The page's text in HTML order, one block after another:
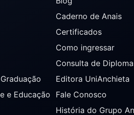
e Educação
Caderno de Anais
Certificados
Como ingressar
Consulta de
Editora UniAnchieta
Fale Conosco
História do Grupo